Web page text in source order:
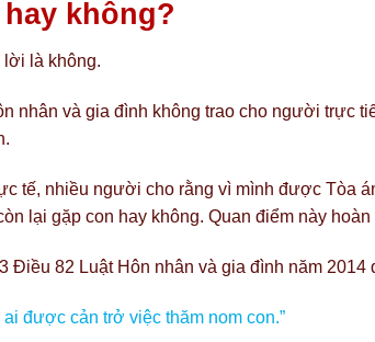
không?
lời là không.
nhân và gia đình không trao cho người trực
tế, nhiều người cho rằng vì mình được Tòa
lại gặp con hay không. Quan điểm này
Điều 82 Luật Hôn nhân và gia đình năm 2014
ai được cản trở việc thăm nom con.”